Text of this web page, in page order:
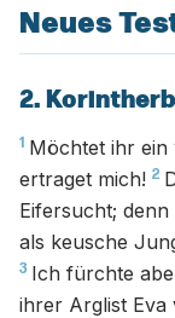
Neues
2.
1 Möchtet ihr ein
ertraget mich! 2
Eifersucht;
als keusche
3 Ich fürchte
ihrer Arglist